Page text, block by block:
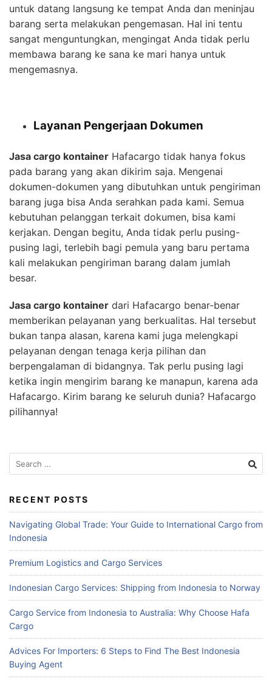
untuk datang langsung ke tempat Anda dan meninjau
barang serta melakukan pengemasan. Hal ini tentu
sangat menguntungkan, mengingat Anda tidak perlu
membawa barang ke sana ke mari hanya untuk
mengemasnya.
Layanan Pengerjaan Dokumen
Jasa cargo kontainer Hafacargo tidak hanya fokus
pada barang yang akan dikirim saja. Mengenai
dokumen-dokumen yang dibutuhkan untuk pengiriman
barang juga bisa Anda serahkan pada kami. Semua
kebutuhan pelanggan terkait dokumen, bisa kami
kerjakan. Dengan begitu, Anda tidak perlu pusing-
pusing lagi, terlebih bagi pemula yang baru pertama
kali melakukan pengiriman barang dalam jumlah
besar.
Jasa cargo kontainer dari Hafacargo benar-benar
memberikan pelayanan yang berkualitas. Hal tersebut
bukan tanpa alasan, karena kami juga melengkapi
pelayanan dengan tenaga kerja pilihan dan
berpengalaman di bidangnya. Tak perlu pusing lagi
ketika ingin mengirim barang ke manapun, karena ada
Hafacargo. Kirim barang ke seluruh dunia? Hafacargo
pilihannya!
Search
for:
RECENT POSTS
Navigating Global Trade: Your Guide to International Cargo from
Indonesia
Premium Logistics and Cargo Services
Indonesian Cargo Services: Shipping from Indonesia to Norway
Cargo Service from Indonesia to Australia: Why Choose Hafa
Cargo
Advices For Importers: 6 Steps to Find The Best Indonesia
Buying Agent